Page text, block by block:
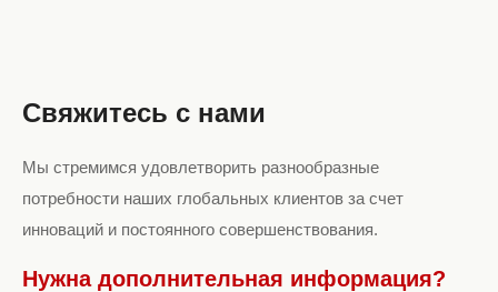
Свяжитесь с нами
Мы стремимся удовлетворить разнообразные
потребности наших глобальных клиентов за счет
инноваций и постоянного совершенствования.
Нужна дополнительная информация?